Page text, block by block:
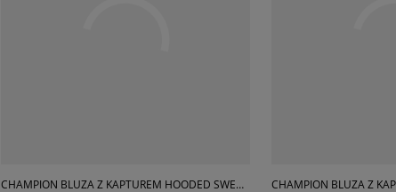
CHAMPION BLUZA Z KAPTUREM HOODED SWEATSHIRT